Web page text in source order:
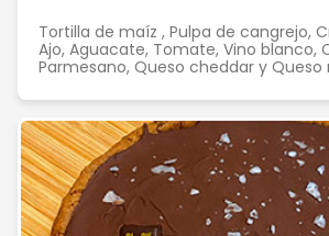
Tortilla de maíz , Pulpa de cangrejo,
Ajo, Aguacate, Tomate, Vino blanco,
Parmesano, Queso cheddar y Queso